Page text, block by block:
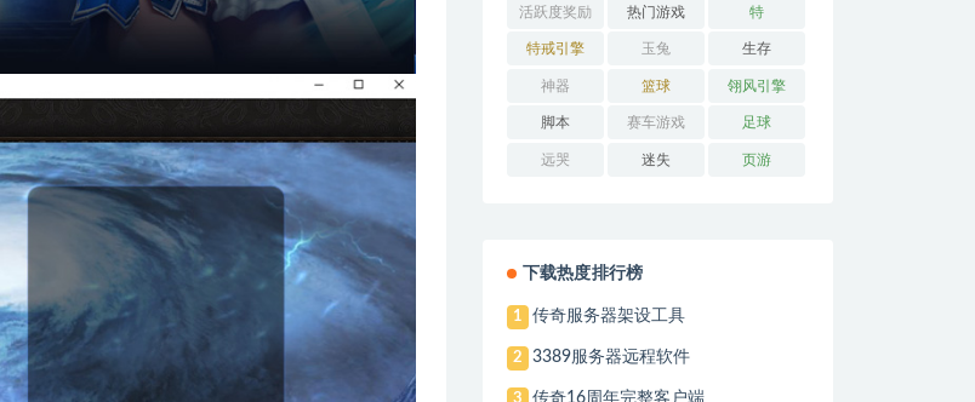
列
活跃度奖励 热门游戏 特
特戒引擎 玉兔 生存
神器 篮球 翎风引擎
脚本 赛车游戏 足球
远哭 迷失 页游
下载热度排行榜
1 传奇服务器架设工具
2 3389服务器远程软件